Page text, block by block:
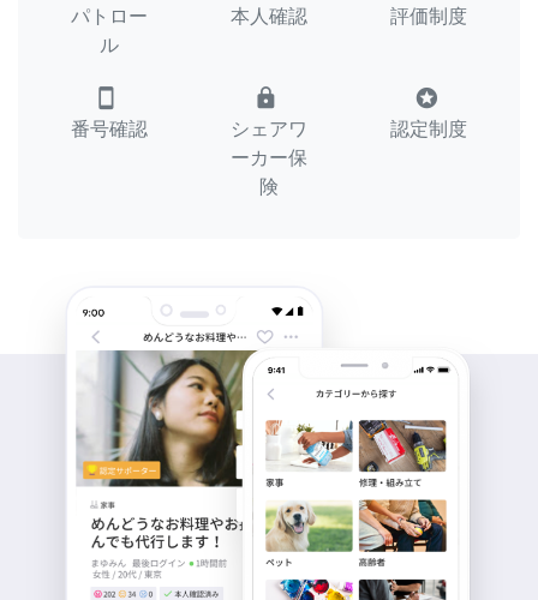
パトロー
ル
本人確認 評価制度
smartphone
番号確認
lock
シェアワ
ーカー保
険
stars
認定制度